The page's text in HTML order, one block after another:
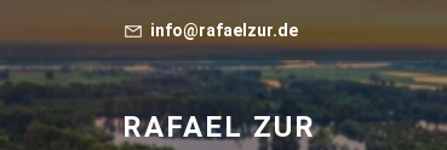
info@rafaelzur.de
RAFAEL ZUR